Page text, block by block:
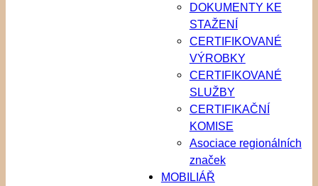
DOKUMENTY KE
STAŽENÍ
CERTIFIKOVANÉ
VÝROBKY
CERTIFIKOVANÉ
SLUŽBY
CERTIFIKAČNÍ
KOMISE
Asociace regionálních
značek
MOBILIÁŘ